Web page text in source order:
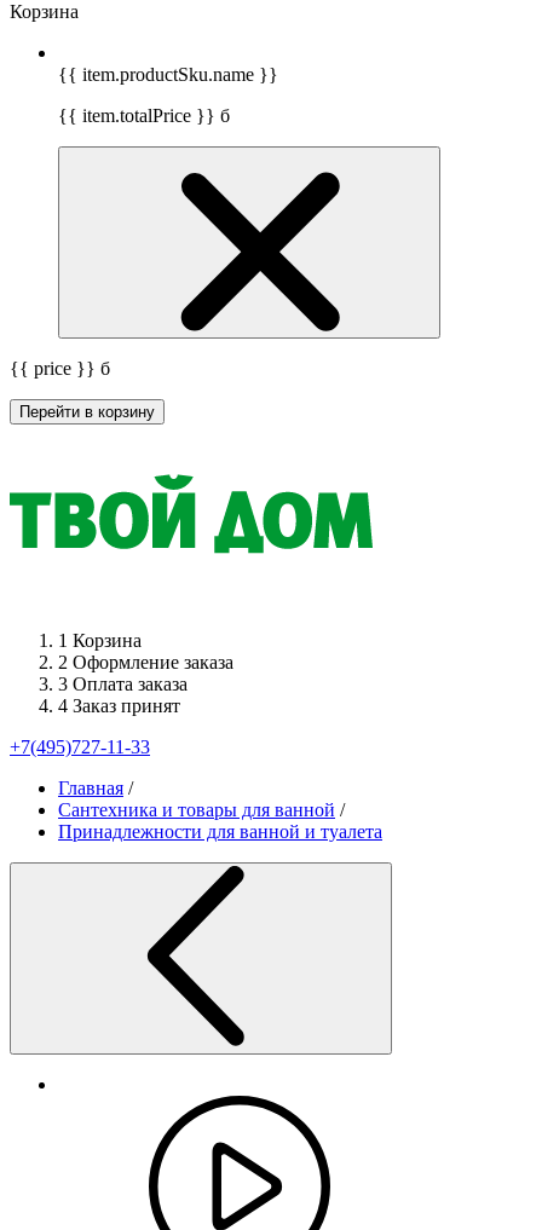
Корзина
{{ item.productSku.name }}
{{ item.totalPrice }} б
{{ price }} б
Перейти в корзину
1 Корзина
2 Оформление заказа
3 Оплата заказа
4 Заказ принят
+7(495)727-11-33
Главная /
Сантехника и товары для ванной /
Принадлежности для ванной и туалета